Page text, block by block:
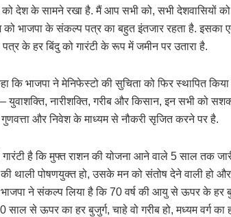
देश के सामने रखा है. मैं आप सभी को, सभी देशवासियों को
भाजपा के संकल्प पत्र का बहुत इंतजार रहता है. इसका
के हर बिंदु को गारंटी के रूप में जमीन पर उतारा है.
कि भाजपा ने मेनिफेस्टो की सुचिता को फिर स्थापित
युवाशक्ति, नारीशक्ति, गरीब और किसान, इन सभी को
और निवेश के माध्यम से नौकरी सृजित करने पर है.
गारंटी है कि मुफ्त राशन की योजना आने वाले 5 साल तक
थाली पोषणयुक्त हो, उसके मन को संतोष देने वाली हो और
ने संकल्प लिया है कि 70 वर्ष की आयु से ऊपर के हर
साल से ऊपर का हर बुजुर्ग, चाहे वो गरीब हो, मध्यम वर्ग का